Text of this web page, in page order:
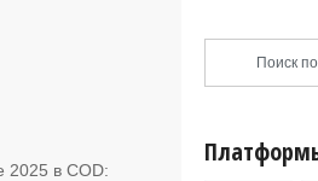
2025 в COD: